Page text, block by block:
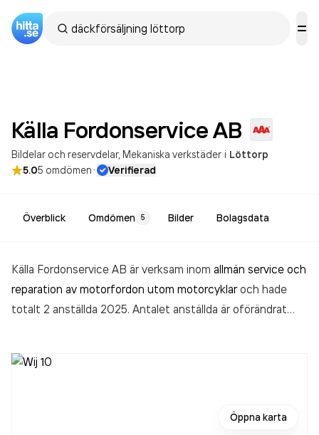
Källa FordonserviceAB
Bildelar och reservdelar Mekaniska verkstäder i Löttorp
5.05 omdömen· Verifierad
Överblick Omdömen 5 Bilder Bolagsdata
Källa Fordonservice AB är verksam inom allmän service och
reparation av motorfordon utom motorcyklaroch hade
totalt 2 anställda 2025. Antalet anställda är oförändrat
4 838 000,00 kr
Öppna karta